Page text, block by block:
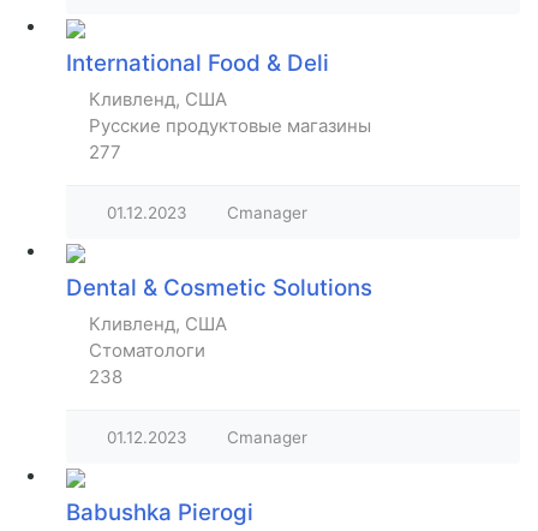
International Food & Deli
Кливленд, США
Русские продуктовые магазины
277
01.12.2023 Cmanager
Dental & Cosmetic Solutions
Кливленд, США
Стоматологи
238
01.12.2023 Cmanager
Babushka Pierogi